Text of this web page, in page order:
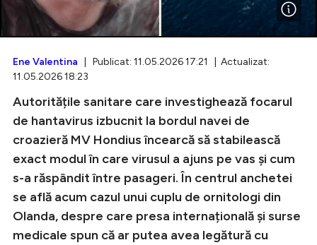
Intră în cont
Creează cont
Ene Valentina | Publicat: 11.05.2026 17:21 | Actualizat:
11.05.2026 18:23
Autoritățile sanitare care investighează focarul
de hantavirus izbucnit la bordul navei de
croazieră MV Hondius încearcă să stabilească
exact modul în care virusul a ajuns pe vas și cum
s-a răspândit între pasageri. În centrul anchetei
se află acum cazul unui cuplu de ornitologi din
Olanda, despre care presa internațională și surse
medicale spun că ar putea avea legătură cu